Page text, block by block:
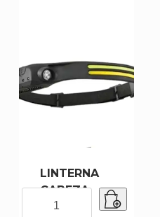
LINTERNA
CABEZA
689-2
CABEZA